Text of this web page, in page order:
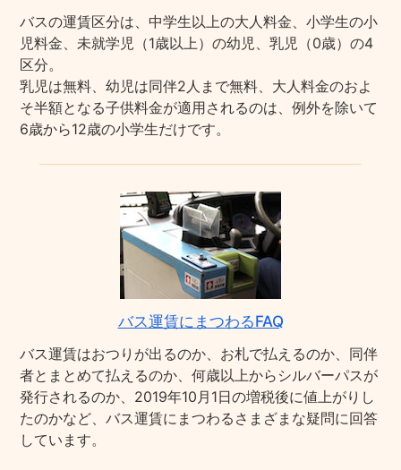
バスの運賃区分は、中学生以上の大人料金、小学生の小
児料金、未就学児（1歳以上）の幼児、乳児（0歳）の4
区分。
乳児は無料、幼児は同伴2人まで無料、大人料金のおよ
そ半額となる子供料金が適用されるのは、例外を除いて
6歳から12歳の小学生だけです。
バス運賃にまつわるFAQ
バス運賃はおつりが出るのか、お札で払えるのか、同伴
者とまとめて払えるのか、何歳以上からシルバーパスが
発行されるのか、2019年10月1日の増税後に値上がりし
たのかなど、バス運賃にまつわるさまざまな疑問に回答
しています。